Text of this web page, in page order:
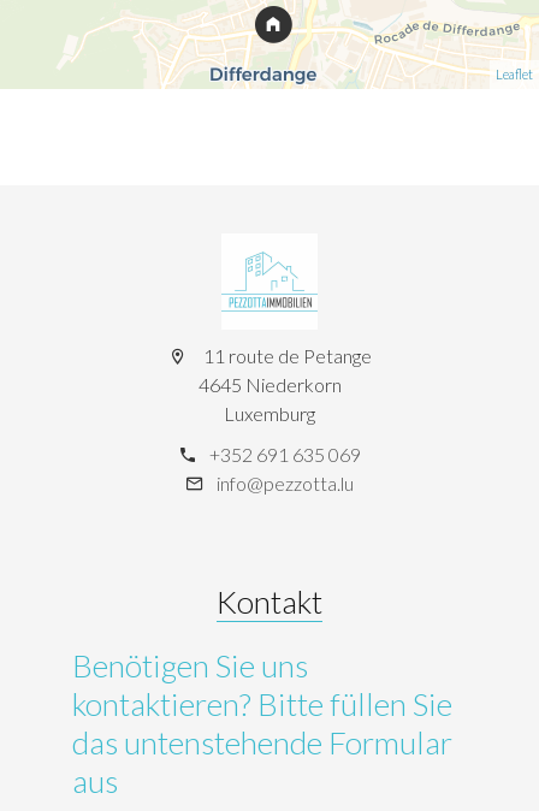
Leaflet
11 route de Petange
4645 Niederkorn
Luxemburg
+352 691 635 069
info@pezzotta.lu
Benötigen Sie uns
kontaktieren? Bitte füllen Sie
das untenstehende Formular
aus
Kontakt